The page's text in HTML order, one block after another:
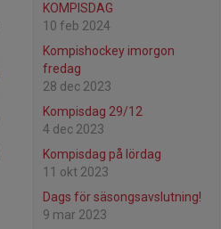
KOMPISDAG
10 feb 2024
Kompishockey imorgon
fredag
28 dec 2023
Kompisdag 29/12
4 dec 2023
Kompisdag på lördag
11 okt 2023
Dags för säsongsavslutning!
9 mar 2023